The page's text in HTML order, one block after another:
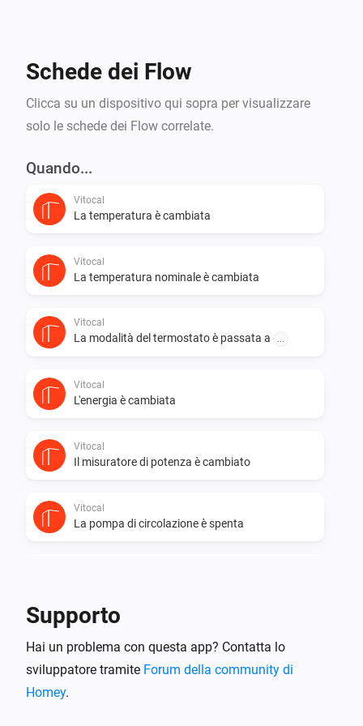
performance. This integration also supports the
combination of
Viessmann systems with other smart home devices,
enabling comprehensive
windows are opened or boosting heating when
drop. The result is a fully synchronized and intelligent
energy management solution for enhanced comfort
Schede dei Flow
Clicca su un dispositivo qui sopra per visualizzare
solo le schede dei Flow correlate.
Quando...
Vitocal
La temperatura è cambiata
Vitocal
La temperatura nominale è cambiata
Vitocal
La modalità del termostato è passata a
Vitocal
L'energia è cambiata
Vitocal
Il misuratore di potenza è cambiato
Vitocal
La pompa di circolazione è spenta
Il compressore è spento
Supporto
Hai un problema con questa app? Contatta lo
sviluppatore tramite Forum della community di
Homey.